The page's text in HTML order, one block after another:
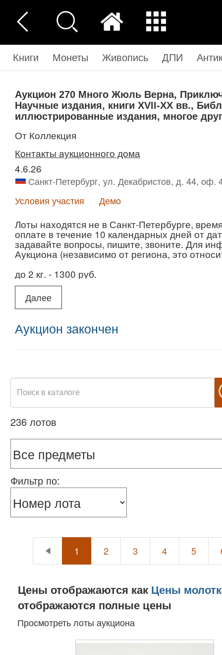
Книги Монеты Живопись ДПИ
Аукцион 270 Много Жюль Верна,
Научные издания, книги XVII-XX вв.,
иллюстрированные издания, многое
от Коллекция
Контакты аукционного дома
4.6.26
Санкт-Петербург, ул. Декабристов, д. 44, оф.
Условия участия
Демо
Лоты находятся не в Санкт-Петербурге,
оплате в течение 10 календарных дней от
задавайте вопросы, пишите, звоните. Для
Аукциона (независимо от региона, это
до 2 кг. - 1300 руб.
2,01 - 4,0 кг. - 2200 руб.
4,01 - 6,0 кг. - 2400 руб.
6,01 - 10,0 кг. - 3200 руб.
Далее
Аукцион закончен
236 лотов
Фильтр по:
1 2 3 4 5
Цены отображаются как Цены
отображаются полные цены
Просмотреть лоты аукциона